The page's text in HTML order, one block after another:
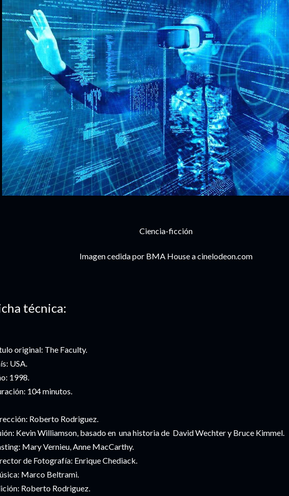
Ciencia-ficción
Imagen cedida por BMA House a cinelodeon.com
técnica:
original: The Faculty.
USA.
1998.
104 minutos.
Roberto Rodriguez.
Kevin Williamson, basado en una historia de David Wechter y Bruce Kimmel.
Mary Vernieu, Anne MacCarthy.
de Fotografía: Enrique Chediack.
Marco Beltrami.
Roberto Rodriguez.